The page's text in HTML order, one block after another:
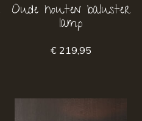
Oude houten baluster
lamp
€ 219,95